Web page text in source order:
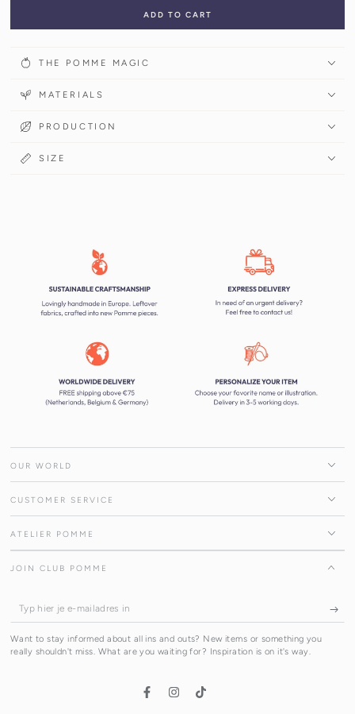
ADD TO CART
THE POMME MAGIC
MATERIALS
PRODUCTION
SIZE
OUR WORLD
CUSTOMER SERVICE
ATELIER POMME
JOIN CLUB POMME
Typ
je
Want to stay informed about all ins and outs? New items or something you
really shouldn't miss. What are you waiting for? Inspiration is on it's way.
FacebookInstagram
TikTok